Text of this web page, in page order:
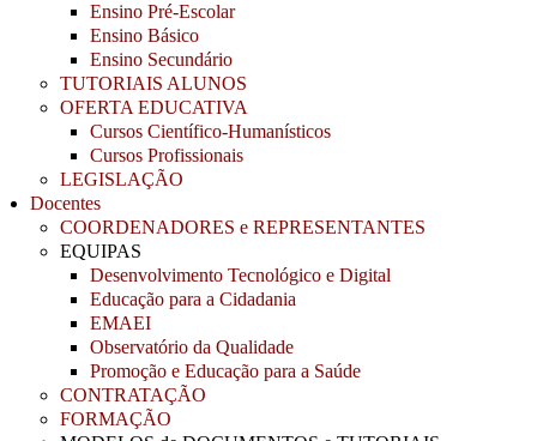
Ensino Pré-Escolar
Ensino Básico
Ensino Secundário
TUTORIAIS ALUNOS
OFERTA EDUCATIVA
Cursos Científico-Humanísticos
Cursos Profissionais
LEGISLAÇÃO
Docentes
COORDENADORES e REPRESENTANTES
EQUIPAS
Desenvolvimento Tecnológico e Digital
Educação para a Cidadania
EMAEI
Observatório da Qualidade
Promoção e Educação para a Saúde
CONTRATAÇÃO
FORMAÇÃO